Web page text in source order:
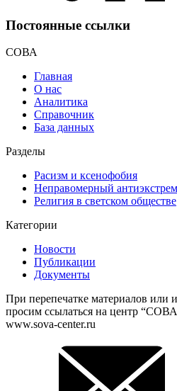
Постоянные ссылки
СОВА
Главная
О нас
Аналитика
Справочник
База данных
Разделы
Расизм и ксенофобия
Неправомерный
Религия в светском обществе
Категории
Новости
Публикации
Документы
При перепечатке материалов или
просим ссылаться на центр
www.sova-center.ru